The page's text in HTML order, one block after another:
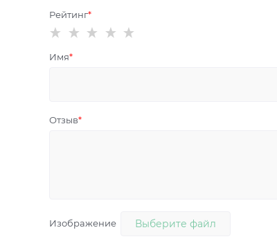
Рейтинг
Имя
Отзыв
Изображение Выберите файл